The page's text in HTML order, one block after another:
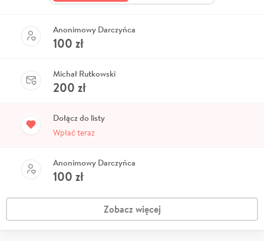
Anonimowy Darczyńca
100 zł
Michał Rutkowski
200 zł
Dołącz do listy
Wpłać teraz
Anonimowy Darczyńca
100 zł
Zobacz więcej